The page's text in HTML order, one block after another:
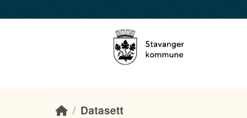
Datasett